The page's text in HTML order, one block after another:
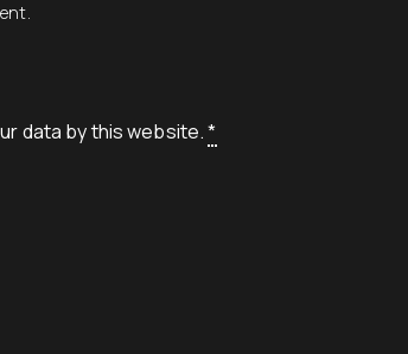
data by this website.*